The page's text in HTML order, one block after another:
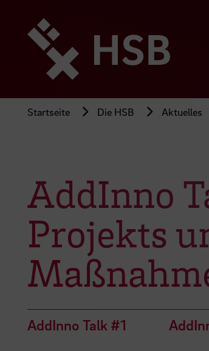
Seiteninhalt
springen
Startseite Die HSB Aktuelles
AddInno
Projekts
AddInno Talk #1